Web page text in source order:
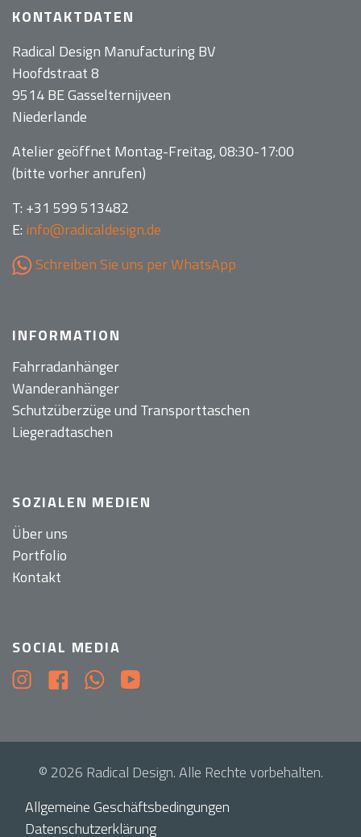
KONTAKTDATEN
Radical Design Manufacturing BV
Hoofdstraat 8
9514 BE Gasselternijveen
Niederlande
Atelier geöffnet Montag-Freitag, 08:30-17:00
(bitte vorher anrufen)
T: +31 599 513482
E: info@radicaldesign.de
Schreiben Sie uns per WhatsApp
INFORMATION
Fahrradanhänger
Wanderanhänger
Schutzüberzüge und Transporttaschen
Liegeradtaschen
SOZIALEN MEDIEN
Über uns
Portfolio
Kontakt
SOCIAL MEDIA
© 2026 Radical Design. Alle Rechte vorbehalten.
Allgemeine Geschäftsbedingungen
Datenschutzerklärung